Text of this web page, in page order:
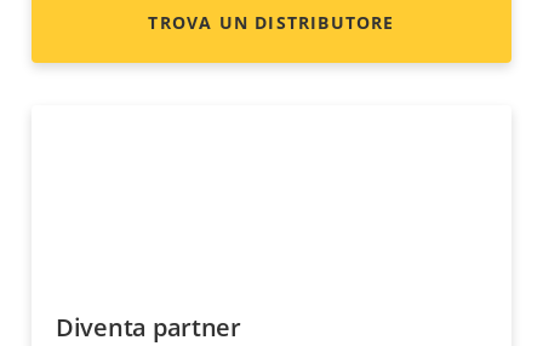
TROVA UN DISTRIBUTORE
Diventa partner